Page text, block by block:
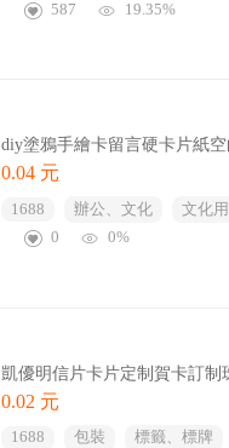
587
19.35%
diy塗鴉手繪卡留言硬卡片紙
0.04 元
1688 辦公、文化 文化
0
0%
凱優明信片卡片定制賀卡訂
0.02 元
1688 包裝 標籤、標牌